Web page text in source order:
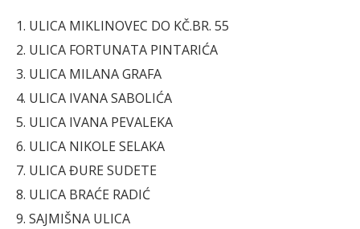
1. ULICA MIKLINOVEC DO KČ.BR. 55
2. ULICA FORTUNATA PINTARIĆA
3. ULICA MILANA GRAFA
4. ULICA IVANA SABOLIĆA
5. ULICA IVANA PEVALEKA
6. ULICA NIKOLE SELAKA
7. ULICA ĐURE SUDETE
8. ULICA BRAĆE RADIĆ
9. SAJMIŠNA ULICA